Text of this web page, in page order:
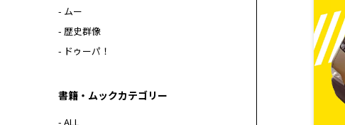
- ムー
- 歴史群像
- ドゥーパ！
書籍・ムックカテゴリー
- ALL